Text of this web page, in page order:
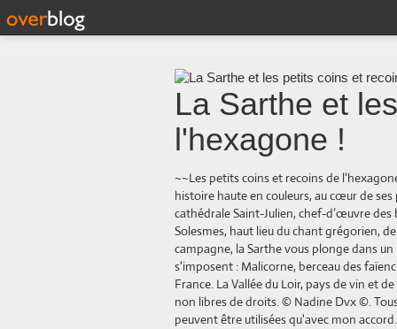
La Sarthe et
l'hexagone !
~~Les petits coins et recoins de
histoire haute en couleurs, au cœur de
cathédrale Saint-Julien, chef-d’œuvre
Solesmes, haut lieu du chant grégorien,
campagne, la Sarthe vous plonge dans
s'imposent : Malicorne, berceau des
France. La Vallée du Loir, pays de vin et
non libres de droits. © Nadine Dvx ©.
peuvent être utilisées qu'avec mon accord.